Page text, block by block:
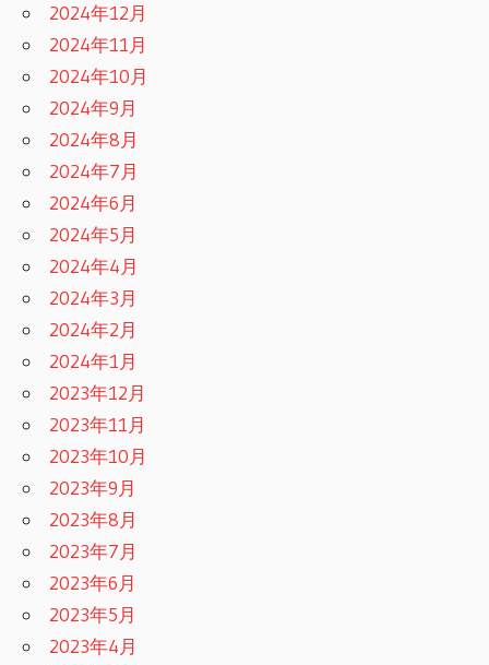
2024年12月
2024年11月
2024年10月
2024年9月
2024年8月
2024年7月
2024年6月
2024年5月
2024年4月
2024年3月
2024年2月
2024年1月
2023年12月
2023年11月
2023年10月
2023年9月
2023年8月
2023年7月
2023年6月
2023年5月
2023年4月